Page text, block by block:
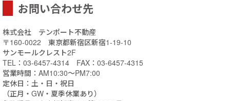
お問い合わせ先
株式会社 テンポート不動産
〒160-0022 東京都新宿区新宿1-19-10
サンモールクレスト2F
TEL：03-6457-4314 FAX：03-6457-4315
営業時間：AM10:30～PM7:00
定休日：土・日・祝日
（正月・GW・夏季休業あり）